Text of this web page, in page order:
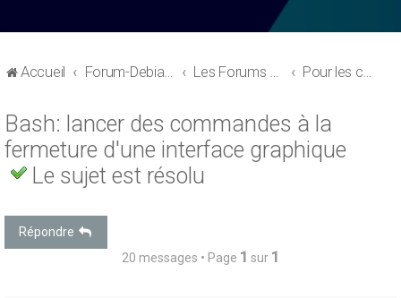
Accueil Forum-Debian.fr Les Forums d'aide Pour les codeurs
Bash: lancer des commandes à la
fermeture d'une interface graphique
Le sujet est résolu
Répondre
20 messages • Page 1 sur 1